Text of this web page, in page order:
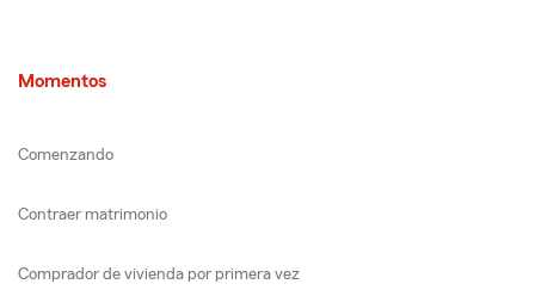
Momentos
Comenzando
Contraer matrimonio
Comprador de vivienda por primera vez